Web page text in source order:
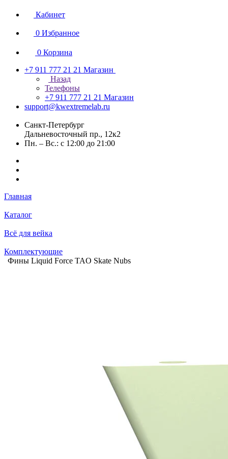
Кабинет
0 Избранное
0 Корзина
+7 911 777 21 21 Магазин
Назад
Телефоны
+7 911 777 21 21 Магазин
support@kwextremelab.ru
Санкт-Петербург
Дальневосточный пр., 12к2
Пн. – Вс.: с 12:00 до 21:00
Главная
Каталог
Всё для вейка
Комплектующие
Фины Liquid Force TAO Skate Nubs